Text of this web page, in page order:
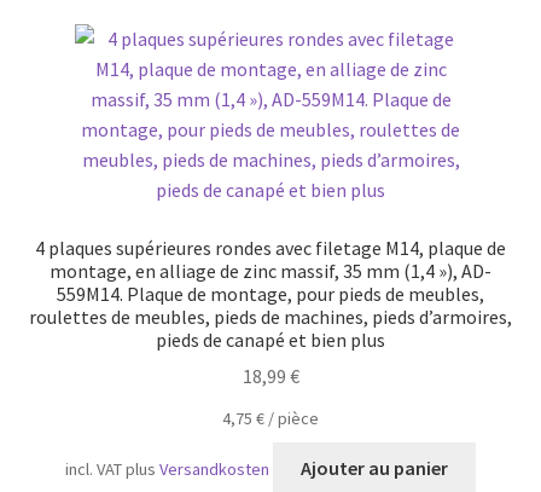
4 plaques supérieures rondes avec filetage M14, plaque de
montage, en alliage de zinc massif, 35 mm (1,4 »), AD-
559M14. Plaque de montage, pour pieds de meubles,
roulettes de meubles, pieds de machines, pieds d’armoires,
pieds de canapé et bien plus
18,99 €
4,75 € /pièce
incl. VATplusVersandkosten Ajouter au panier